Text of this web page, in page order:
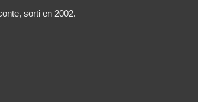
sorti en 2002.